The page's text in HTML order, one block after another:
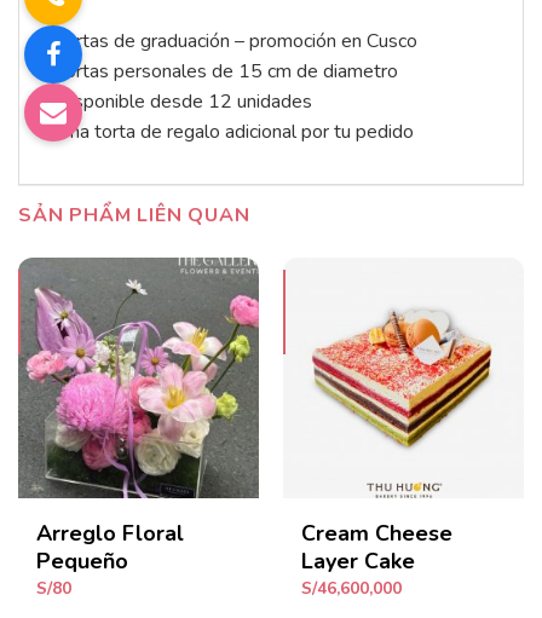
Tortas de graduación – promoción en Cusco
Tortas personales de 15 cm de diametro
Disponible desde 12 unidades
Una torta de regalo adicional por tu pedido
SẢN PHẨM LIÊN QUAN
Arreglo Floral
Pequeño
S/80
Cream Cheese
Layer Cake
S/46,600,000